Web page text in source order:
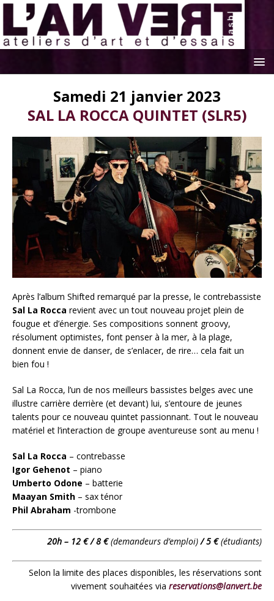
Samedi 21 janvier 2023
SAL LA ROCCA QUINTET (SLR5)
Après l’album Shifted remarqué par la presse, le contrebassiste
Sal La Rocca revient avec un tout nouveau projet plein de
fougue et d’énergie. Ses compositions sonnent groovy,
résolument optimistes, font penser à la mer, à la plage,
donnent envie de danser, de s’enlacer, de rire… cela fait un
bien fou !
Sal La Rocca, l’un de nos meilleurs bassistes belges avec une
illustre carrière derrière (et devant) lui, s’entoure de jeunes
talents pour ce nouveau quintet passionnant. Tout le nouveau
matériel et l’interaction de groupe aventureuse sont au menu !
Sal La Rocca – contrebasse
Igor Gehenot – piano
Umberto Odone – batterie
Maayan Smith – sax ténor
Phil Abraham -trombone
20h – 12 € / 8 €(demandeurs d’emploi)/ 5 €(étudiants)
Selon la limite des places disponibles, les réservations sont
vivement souhaitées via reservations@lanvert.be